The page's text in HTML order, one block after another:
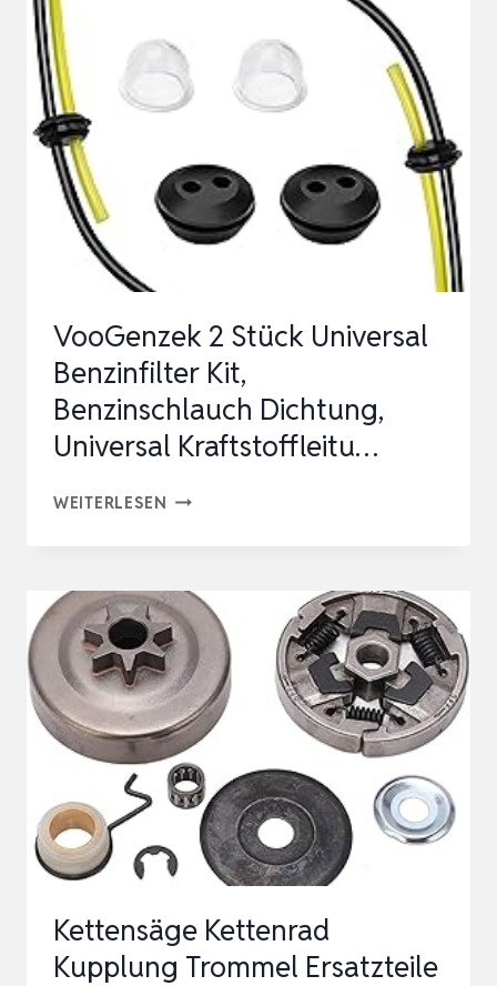
BENZINSCHLAUCH,
DIESELSCHLAUCH,
INNENDURCHMESSERN
MM,
2.5
M…
VooGenzek 2 Stück Universal
Benzinfilter Kit,
Benzinschlauch Dichtung,
Universal Kraftstoffleitu…
WEITERLESEN VOOGENZEK
UNIVERSAL
BENZINFILTER
KIT,
BENZINSCHLAUCH
DICHTUNG,
UNIVERSAL
KRAFTSTOFFLEITU…
Kettensäge Kettenrad
Kupplung Trommel Ersatzteile